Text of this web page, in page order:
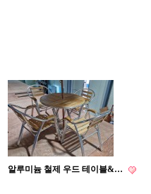
알루미늄 철제 우드 테이블&…